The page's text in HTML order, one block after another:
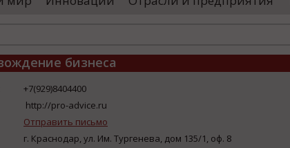
удостоверяющими центрами.
проводятся
бизнеса
+7(929)8404400
http://pro-advice.ru
Отправить письмо
г. Краснодар, ул. Им. Тургенева, дом 135/1, оф. 8